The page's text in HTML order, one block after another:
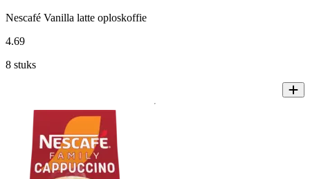
Nescafé Vanilla latte oploskoffie
4.69
8 stuks